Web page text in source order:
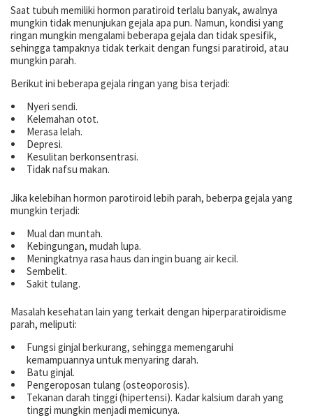
Saat tubuh memiliki hormon paratiroid terlalu banyak, awalnya
mungkin tidak menunjukan gejala apa pun. Namun, kondisi yang
ringan mungkin mengalami beberapa gejala dan tidak spesifik,
sehingga tampaknya tidak terkait dengan fungsi paratiroid, atau
mungkin parah.
Berikut ini beberapa gejala ringan yang bisa terjadi:
Nyeri sendi.
Kelemahan otot.
Merasa lelah.
Depresi.
Kesulitan berkonsentrasi.
Tidak nafsu makan.
Jika kelebihan hormon parotiroid lebih parah, beberpa gejala yang
mungkin terjadi:
Mual dan muntah.
Kebingungan, mudah lupa.
Meningkatnya rasa haus dan ingin buang air kecil.
Sembelit.
Sakit tulang.
Masalah kesehatan lain yang terkait dengan hiperparatiroidisme
parah, meliputi:
Fungsi ginjal berkurang, sehingga memengaruhi
kemampuannya untuk menyaring darah.
Batu ginjal.
Pengeroposan tulang (osteoporosis).
Tekanan darah tinggi (hipertensi). Kadar kalsium darah yang
tinggi mungkin menjadi memicunya.